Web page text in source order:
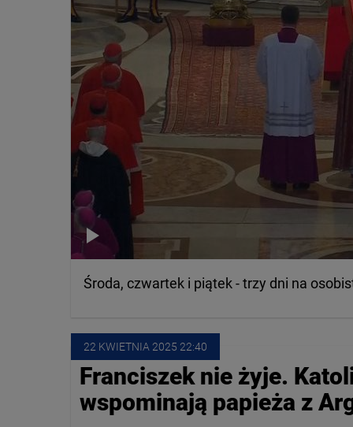
Środa, czwartek i piątek - trzy dni na
Franciszek nie żyje.
wspominają papieża z
22 KWIETNIA 2025 22:40